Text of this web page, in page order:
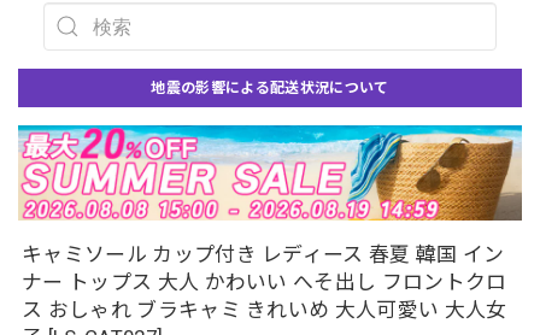
地震の影響による配送状況について
キャミソール カップ付き レディース 春夏 韓国 イン
ナー トップス 大人 かわいい へそ出し フロントクロ
ス おしゃれ ブラキャミ きれいめ 大人可愛い 大人女